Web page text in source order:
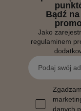
Bądź
Jako
regulaminem
danych